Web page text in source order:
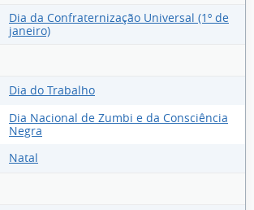
Dia da Confraternização Universal (1º de
janeiro)
Dia do Trabalho
Dia Nacional de Zumbi e da Consciência
Negra
Natal